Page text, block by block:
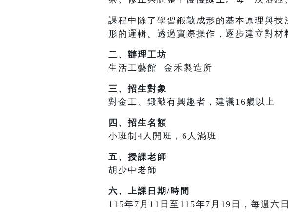
課程中除了學習鍛敲成形的基本原理與
形的邏輯。透過實際操作，逐步建立對材
二、辦理工坊
生活工藝館 金禾製造所
三、招生對象
對金工、鍛敲有興趣者，建議16歲以上
四、招生名額
小班制4人開班，6人滿班
五、授課老師
胡少中老師
六、上課日期/時間
115年7月11日至115年7月19日，每週六